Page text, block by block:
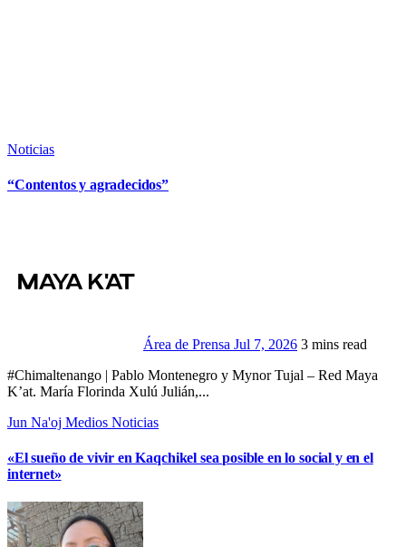
Noticias
“Contentos y agradecidos”
Área de Prensa Jul 7, 2026 3 mins read
#Chimaltenango | Pablo Montenegro y Mynor Tujal – Red Maya
K’at. María Florinda Xulú Julián,...
Jun Na'oj Medios Noticias
«El sueño de vivir en Kaqchikel sea posible en lo social y en el
internet»